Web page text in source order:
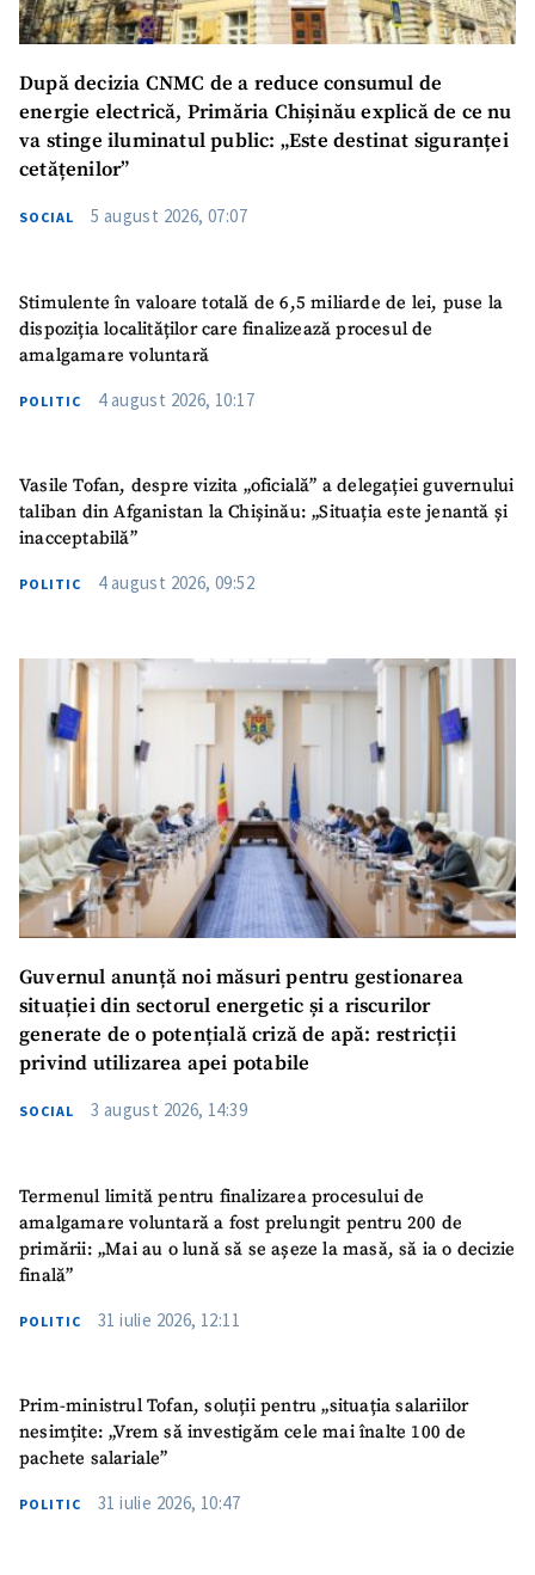
După decizia CNMC de a reduce consumul de
energie electrică, Primăria Chișinău explică de ce nu
va stinge iluminatul public: „Este destinat siguranței
cetățenilor”
SOCIAL 5 august 2026, 07:07
Stimulente în valoare totală de 6,5 miliarde de lei, puse la
dispoziția localităților care finalizează procesul de
amalgamare voluntară
POLITIC 4 august 2026, 10:17
Vasile Tofan, despre vizita „oficială” a delegației guvernului
taliban din Afganistan la Chișinău: „Situația este jenantă și
inacceptabilă”
POLITIC 4 august 2026, 09:52
Guvernul anunță noi măsuri pentru gestionarea
situației din sectorul energetic și a riscurilor
generate de o potențială criză de apă: restricții
privind utilizarea apei potabile
SOCIAL 3 august 2026, 14:39
Termenul limită pentru finalizarea procesului de
amalgamare voluntară a fost prelungit pentru 200 de
primării: „Mai au o lună să se așeze la masă, să ia o decizie
finală”
POLITIC 31 iulie 2026, 12:11
Prim-ministrul Tofan, soluții pentru „situația salariilor
nesimțite: „Vrem să investigăm cele mai înalte 100 de
pachete salariale”
POLITIC 31 iulie 2026, 10:47